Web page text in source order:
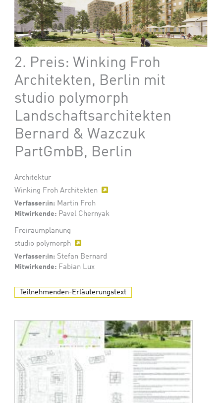
2. Preis: Winking Froh
Architekten, Berlin mit
studio polymorph
Landschaftsarchitekten
Bernard & Wazczuk
PartGmbB, Berlin
Architektur
Winking Froh Architekten
Verfasser:in: Martin Froh
Mitwirkende: Pavel Chernyak
Freiraumplanung
studio polymorph
Verfasser:in: Stefan Bernard
Mitwirkende: Fabian Lux
Teilnehmenden-Erläuterungstext